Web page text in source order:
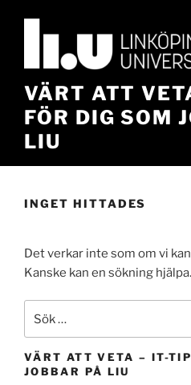
VÄRT ATT
FÖR DIG SOM
LIU
INGET HITTADES
Det verkar inte som om vi
Kanske kan en sökning hjälpa.
efter:
VÄRT ATT VETA – IT-
JOBBAR PÅ LIU